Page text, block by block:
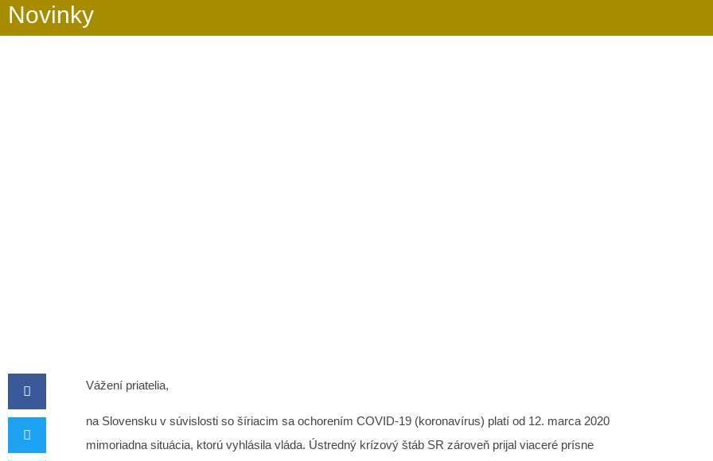
Novinky
Vážení priatelia,
na Slovensku v súvislosti so šíriacim sa ochorením COVID-19 (koronavírus) platí od 12. marca 2020
mimoriadna situácia, ktorú vyhlásila vláda. Ústredný krízový štáb SR zároveň prijal viaceré prísne